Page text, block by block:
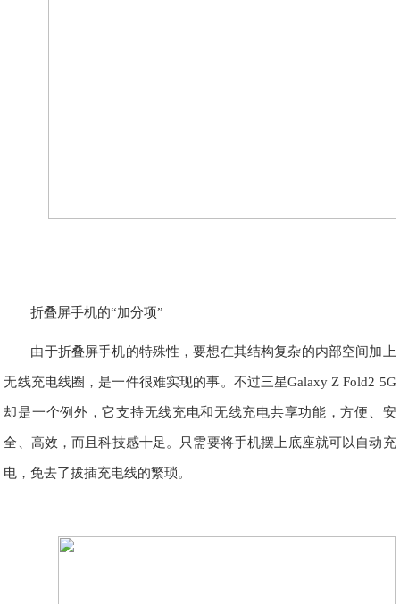
折叠屏手机的“加分项”
由于折叠屏手机的特殊性，要想在其结构复杂的内部空间加上
无线充电线圈，是一件很难实现的事。不过三星Galaxy Z Fold2 5G
却是一个例外，它支持无线充电和无线充电共享功能，方便、安
全、高效，而且科技感十足。只需要将手机摆上底座就可以自动充
电，免去了拔插充电线的繁琐。